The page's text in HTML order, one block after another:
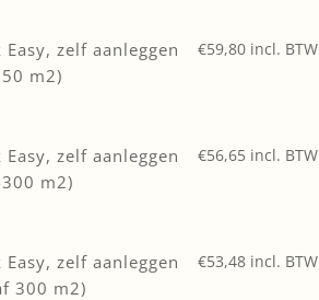
Easy, zelf aanleggen
m2)
€59,80 incl. BTW
Easy, zelf aanleggen
m2)
€56,65 incl. BTW
Easy, zelf aanleggen
300 m2)
€53,48 incl. BTW